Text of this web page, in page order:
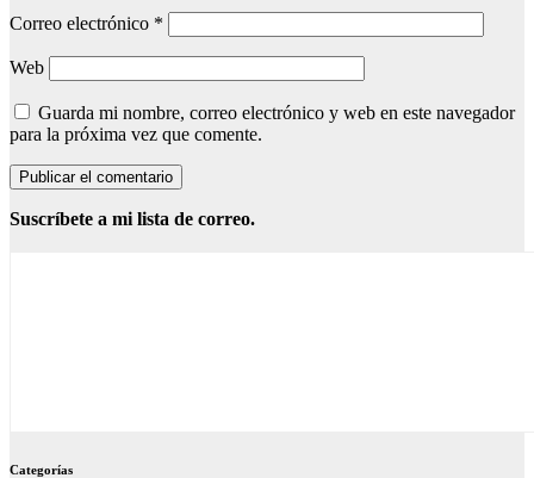
Correo electrónico *
Web
Guarda mi nombre, correo electrónico y web en este navegador
para la próxima vez que comente.
Suscríbete a mi lista de correo.
Categorías